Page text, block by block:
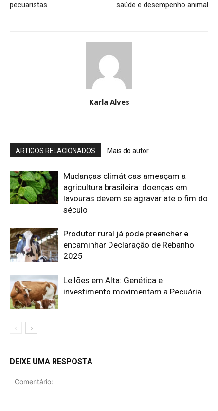
pecuaristas
saúde e desempenho animal
Karla Alves
ARTIGOS RELACIONADOS Mais do autor
Mudanças climáticas ameaçam a
agricultura brasileira: doenças em
lavouras devem se agravar até o fim do
século
Produtor rural já pode preencher e
encaminhar Declaração de Rebanho
2025
Leilões em Alta: Genética e
investimento movimentam a Pecuária
DEIXE UMA RESPOSTA